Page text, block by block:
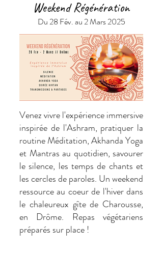
Weekend Régénération
Du 28 Fév. au 2 Mars 2025
Venez vivre l'expérience immersive
inspirée de l'Ashram, pratiquer la
routine Méditation, Akhanda Yoga
et Mantras au quotidien, savourer
le silence, les temps de chants et
les cercles de paroles. Un weekend
ressource au coeur de l'hiver dans
le chaleureux gîte de Charousse,
en Drôme. Repas végétariens
préparés sur place !